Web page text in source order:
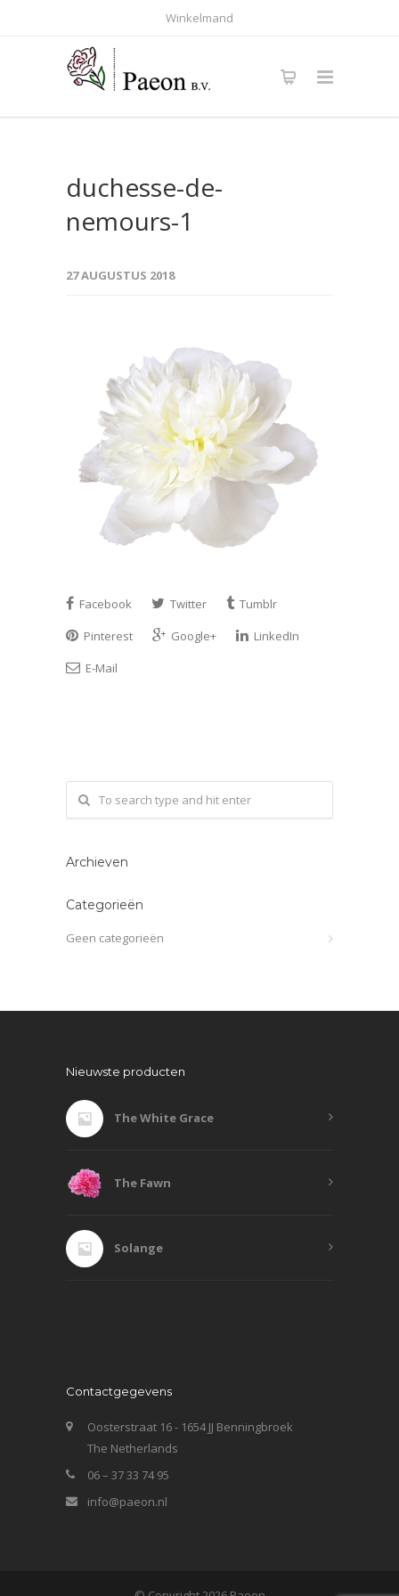
Winkelmand
duchesse-de-
nemours-1
27 AUGUSTUS 2018
Facebook Twitter
Tumblr
Pinterest
Google+
LinkedIn
E-Mail
Archieven
Categorieën
Geen categorieën
Nieuwste producten
The White Grace
The Fawn
Solange
Contactgegevens
Oosterstraat 16 - 1654 JJ Benningbroek
The Netherlands
06 – 37 33 74 95
info@paeon.nl